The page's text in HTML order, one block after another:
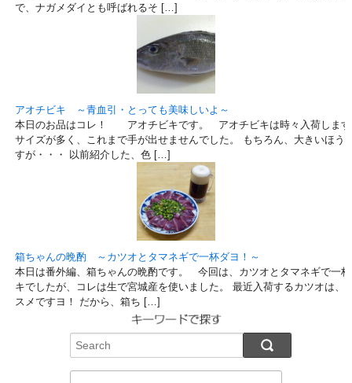
で、ナガメダイとも呼ばれるそ […]
アオチビキ ～青血引・とっても美味しいよ～
本日のお品はコレ！ アオチビキです。 アオチビキは時々入荷します
サイズが多く、これまで手が出せませんでした。 もちろん、大きいほう
すが・・・ 以前紹介した、色 […]
箱ちゃんの晩酌 ～カツオとタマネギで一杯ダヨ！～
本日は番外編、箱ちゃんの晩酌です。 今回は、カツオとタマネギで一
キでしたが、コレは生で宮城産を使いました。 最近入荷するカツオは、
スメですヨ！ だから、箱ち […]